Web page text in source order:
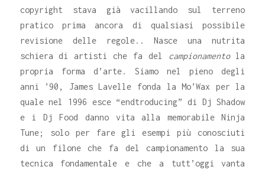
copyright stava già vacillando sul terreno
pratico prima ancora di qualsiasi possibile
revisione delle regole.. Nasce una nutrita
schiera di artisti che fa del campionamentola
propria forma d’arte. Siamo nel pieno degli
anni ’90, James Lavelle fonda la Mo’Wax per la
quale nel 1996 esce “endtroducing” di Dj Shadow
e i Dj Food danno vita alla memorabile Ninja
Tune; solo per fare gli esempi più conosciuti
di un filone che fa del campionamento la sua
tecnica fondamentale e che a tutt’oggi vanta